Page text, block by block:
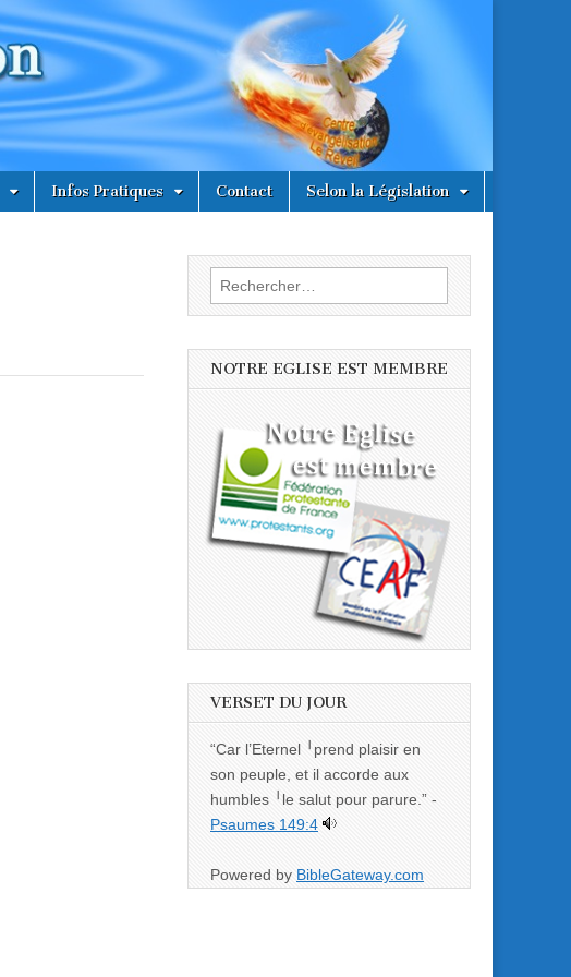
Infos Pratiques Contact Selon la Législation
Rechercher :
NOTRE EGLISE EST MEMBRE
VERSET DU JOUR
“Car l’Eternel ╵prend plaisir en
son peuple, et il accorde aux
humbles ╵le salut pour parure.” -
Psaumes 149:4
Powered by BibleGateway.com